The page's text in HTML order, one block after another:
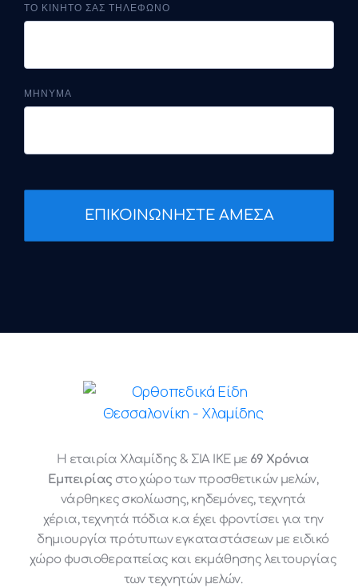
ΤΟ ΚΙΝΗΤΟ ΣΑΣ ΤΗΛΕΦΩΝΟ
ΜΗΝΥΜΑ
ΕΠΙΚΟΙΝΩΝΗΣΤΕ ΑΜΕΣΑ
Η εταιρία Χλαμίδης & ΣΙΑ ΙΚΕ με 69 Χρόνια
Εμπειρίας στο χώρο των προσθετικών μελών,
νάρθηκες σκολίωσης, κηδεμόνες, τεχνητά
χέρια, τεχνητά πόδια κ.α έχει φροντίσει για την
δημιουργία πρότυπων εγκαταστάσεων με ειδικό
χώρο φυσιοθεραπείας και εκμάθησης λειτουργίας
των τεχνητών μελών.